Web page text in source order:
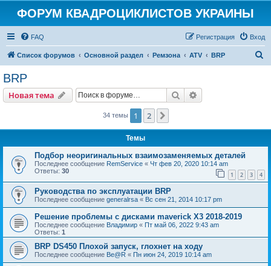
ФОРУМ КВАДРОЦИКЛИСТОВ УКРАИНЫ
FAQ Вход
Регистрация
Список форумов Основной раздел Ремзона ATV BRP
BRP
Новая тема Поиск
34 темы 1 2
Темы
Подбор неоригинальных взаимозаменяемых деталей
Последнее сообщение RemService « Чт фев 20, 2020 10:14 am
Ответы: 30 1 2 3 4
Руководства по эксплуатации BRP
Последнее сообщение generalrsa « Вс сен 21, 2014 10:17 pm
Решение проблемы с дисками maverick X3 2018-2019
Последнее сообщение Владимир « Пт май 06, 2022 9:43 am
Ответы: 1
BRP DS450 Плохой запуск, глохнет на ходу
Последнее сообщение Be@R « Пн июн 24, 2019 10:14 am